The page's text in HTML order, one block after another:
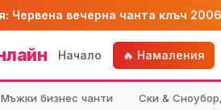
Червена вечерна чанта клъч
Начало 🔥 Намаления
Мъжки бизнес чанти Ски &